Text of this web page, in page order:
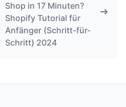
Shop in 17 Minuten?
Shopify Tutorial für
Anfänger (Schritt-für-
Schritt) 2024